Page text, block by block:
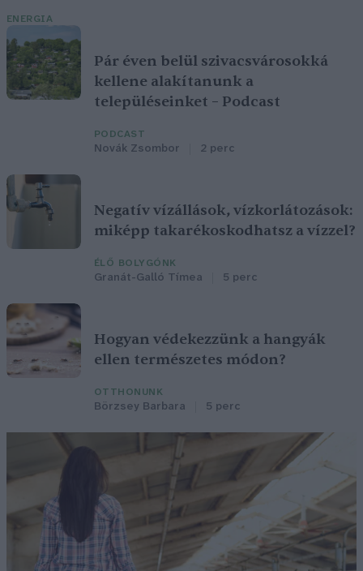
ENERGIA
Pár éven belül szivacsvárosokká
kellene alakítanunk a
településeinket – Podcast
PODCAST
Novák Zsombor 2 perc
Negatív vízállások, vízkorlátozások:
miképp takarékoskodhatsz a vízzel?
ÉLŐ BOLYGÓNK
Granát-Galló Tímea 5 perc
Hogyan védekezzünk a hangyák
ellen természetes módon?
OTTHONUNK
Börzsey Barbara 5 perc